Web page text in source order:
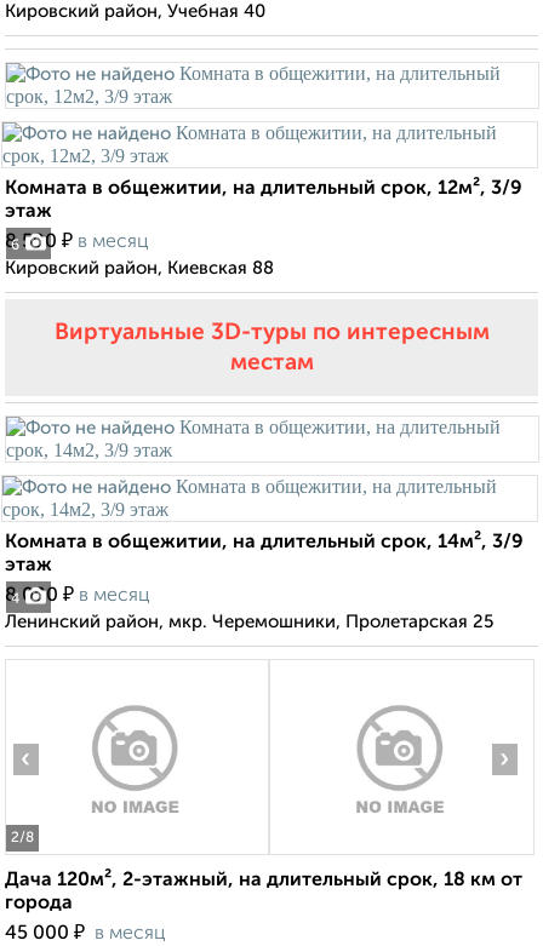
Кировский район, Учебная 40
6
Комната в общежитии, на длительный срок, 12м², 3/9
этаж
8 500 ₽ в месяц
Кировский район, Киевская 88
Виртуальные 3D-туры по интересным
местам
4
Комната в общежитии, на длительный срок, 14м², 3/9
этаж
8 000 ₽ в месяц
Ленинский район, мкр. Черемошники, Пролетарская 25
2/8
‹ ›
Дача 120м², 2-этажный, на длительный срок, 18 км от
города
45 000 ₽ в месяц